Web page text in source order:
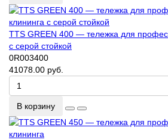
TTS GREEN 400 — тележка для
с серой стойкой
0R003400
41078.00 руб.
В корзину